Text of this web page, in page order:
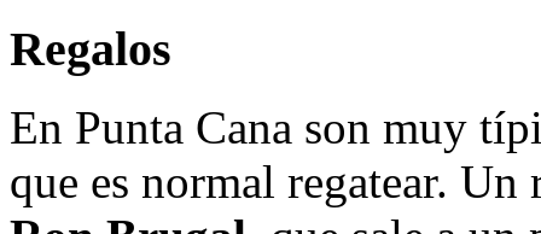
Regalos
En Punta Cana son muy
que es normal regatear.